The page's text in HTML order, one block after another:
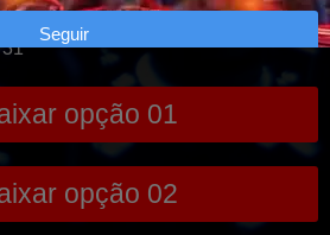
opção 01
opção 02
Seguir